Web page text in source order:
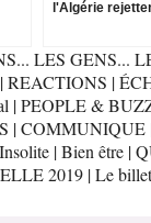
l'Algérie
LES GENS...
|REACTIONS |
|PEOPLE &
|COMMUNIQUE
Insolite |Bien être |
2019 |Le